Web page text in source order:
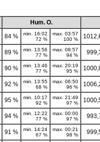
Hum. O.
84 %
min. 16:02
72 %
max. 03:57
100 %
89 %
min. 13:56
77 %
max. 08:57
94 %
90 %
min. 13:46
77 %
max. 20:19
95 %
92 %
min. 13:55
68 %
max. 06:50
96 %
95 %
min. 10:17
92 %
max. 21:49
97 %
94 %
min. 12:22
77 %
max. 00:00
97 %
91 %
min. 14:24
67 %
max. 00:21
98 %